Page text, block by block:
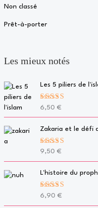
Non classé
Prêt-à-porter
Les mieux notés
Les 5 piliers de
Note
6,50 €
Zakaria et le défi
Note
9,50 €
L'histoire du
Note5.00
6,90 €